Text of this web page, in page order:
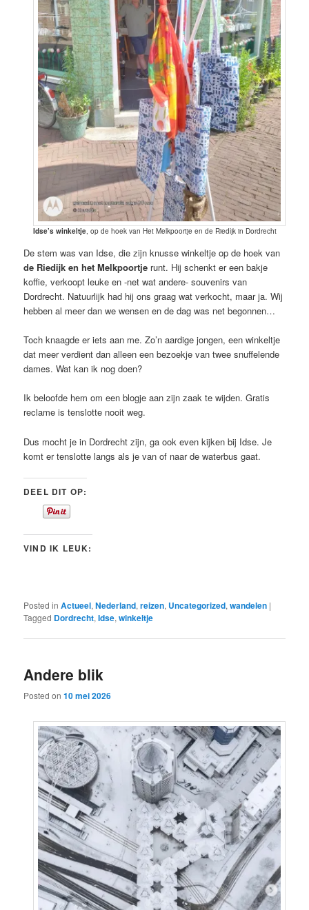
Idse’s winkeltje, op de hoek van Het Melkpoortje en de Riedijk in Dordrecht
De stem was van Idse, die zijn knusse winkeltje op de hoek van
de Riedijk en het Melkpoortje runt. Hij schenkt er een bakje
koffie, verkoopt leuke en -net wat andere- souvenirs van
Dordrecht. Natuurlijk had hij ons graag wat verkocht, maar ja. Wij
hebben al meer dan we wensen en de dag was net begonnen…
Toch knaagde er iets aan me. Zo’n aardige jongen, een winkeltje
dat meer verdient dan alleen een bezoekje van twee snuffelende
dames. Wat kan ik nog doen?
Ik beloofde hem om een blogje aan zijn zaak te wijden. Gratis
reclame is tenslotte nooit weg.
Dus mocht je in Dordrecht zijn, ga ook even kijken bij Idse. Je
komt er tenslotte langs als je van of naar de waterbus gaat.
DEEL DIT OP:
VIND IK LEUK:
Posted in Actueel,Nederland,reizen, Uncategorized,wandelen |
Tagged Dordrecht,Idse,winkeltje
Andere blik
Posted on10 mei 2026